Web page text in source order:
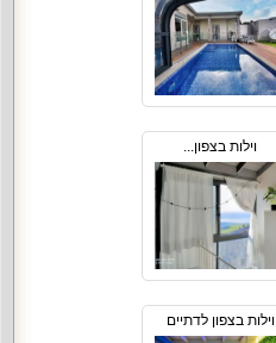
וילות בצפון...
וילות בצפון לדתיים